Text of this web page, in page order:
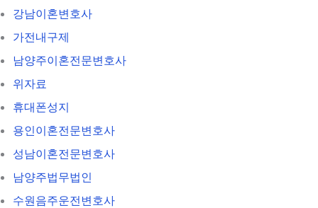
강남이혼변호사
가전내구제
남양주이혼전문변호사
위자료
휴대폰성지
용인이혼전문변호사
성남이혼전문변호사
남양주법무법인
수원음주운전변호사